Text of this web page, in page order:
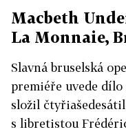
Macbeth
La Monnaie,
Slavná bruselská
premiéře uvede
složil
s libretistou